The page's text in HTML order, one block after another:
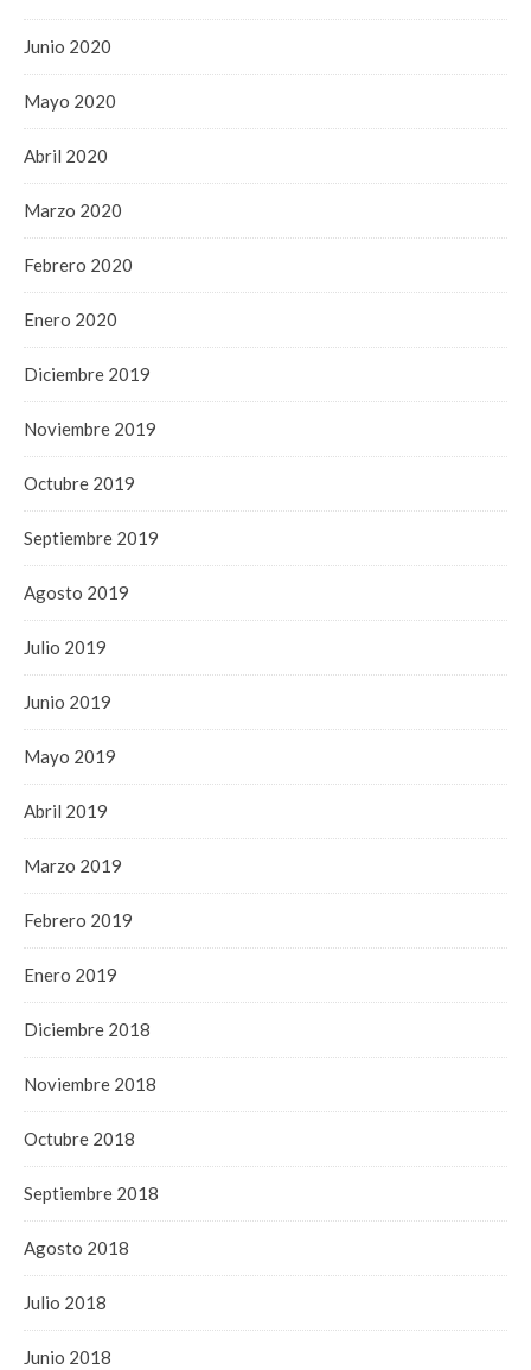
Junio 2020
Mayo 2020
Abril 2020
Marzo 2020
Febrero 2020
Enero 2020
Diciembre 2019
Noviembre 2019
Octubre 2019
Septiembre 2019
Agosto 2019
Julio 2019
Junio 2019
Mayo 2019
Abril 2019
Marzo 2019
Febrero 2019
Enero 2019
Diciembre 2018
Noviembre 2018
Octubre 2018
Septiembre 2018
Agosto 2018
Julio 2018
Junio 2018